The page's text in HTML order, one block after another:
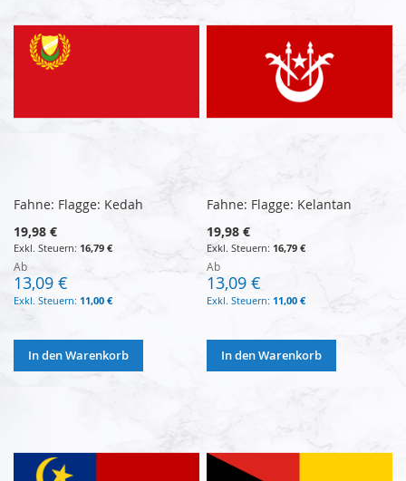
Fahne: Flagge: Kedah
19,98 €
16,79 €
Ab
13,09 €
11,00 €
In den Warenkorb
Fahne: Flagge: Kelantan
19,98 €
16,79 €
Ab
13,09 €
11,00 €
In den Warenkorb